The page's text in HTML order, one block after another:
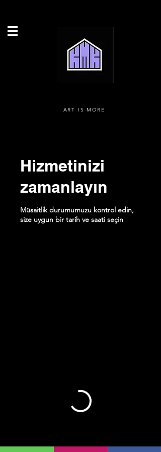
ART IS MORE
Hizmetinizi
zamanlayın
Müsaitlik durumumuzu kontrol edin,
size uygun bir tarih ve saati seçin